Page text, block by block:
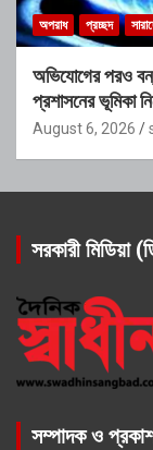
অপরাধ প্রচ্ছদ
অভিযোগের পরও
প্রশাসনের ভূমিকা
August 6, 2026
সরকারী মিডিয়া
সম্পাদক ও